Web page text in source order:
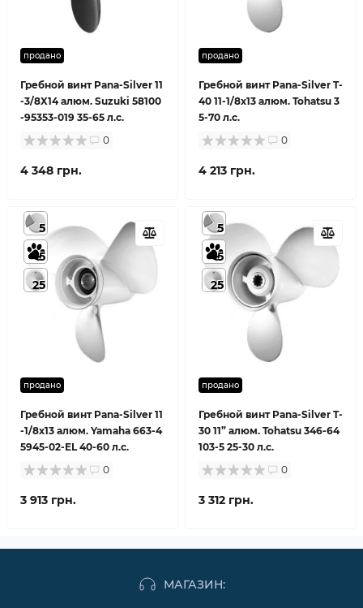
продано
Гребной винт Pana-Silver 11
-3/8X14 алюм. Suzuki 58100
-95353-019 35-65 л.с.
0
4 348 грн.
продано
Гребной винт Pana-Silver T-
40 11-1/8x13 алюм. Tohatsu 3
5-70 л.с.
0
4 213 грн.
продано
Гребной винт Pana-Silver 11
-1/8x13 алюм. Yamaha 663-4
5945-02-EL 40-60 л.с.
5
5
25
0
3 913 грн.
продано
Гребной винт Pana-Silver T-
30 11” алюм. Tohatsu 346-64
103-5 25-30 л.с.
5
5
25
0
3 312 грн.
МАГАЗИН: